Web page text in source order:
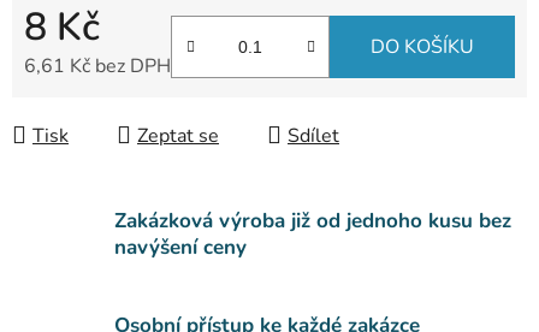
8 Kč
6,61 Kč bez DPH
DO KOŠÍKU
Tisk Zeptat se Sdílet
Zakázková výroba již od jednoho kusu bez
navýšení ceny
Osobní přístup ke každé zakázce